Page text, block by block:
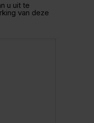
u uit te
van deze